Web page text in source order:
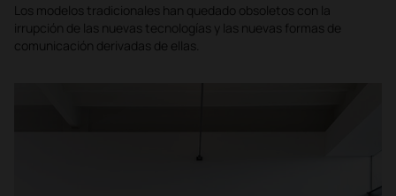
Los modelos tradicionales han quedado obsoletos con la
irrupción de las nuevas tecnologías y las nuevas formas de
comunicación derivadas de ellas.